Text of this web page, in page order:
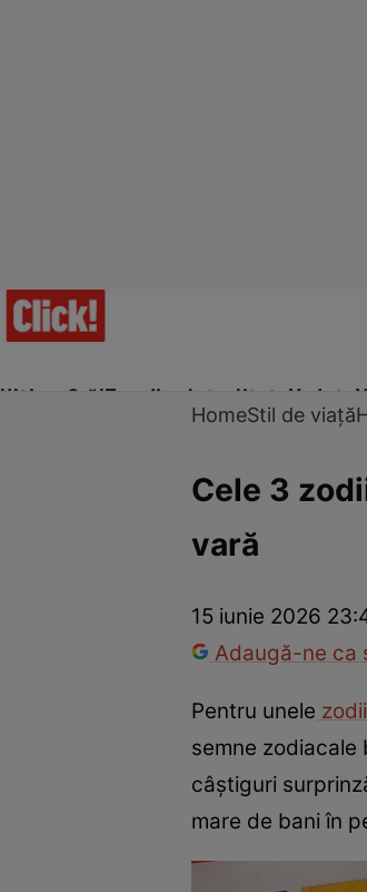
Ultima Oră!Trending Actualitate Vedete
Dragoste și Sex
HomeStil de viață
Cele 3
vară
15 iunie 2026
Adaugă-ne ca
Pentru unele zodii
semne zodiacale
câștiguri
mare de bani în